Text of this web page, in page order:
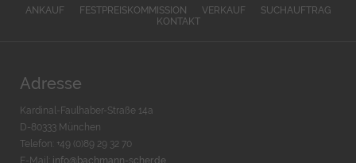
ANKAUF FESTPREISKOMMISSION VERKAUF
SUCHAUFTRAG
KONTAKT
Adresse
Kardinal-Faulhaber-Straße 14a
D-80333 München
Telefon: +49 (0)89 29 32 70
E-Mail: info@bachmann-scher.de